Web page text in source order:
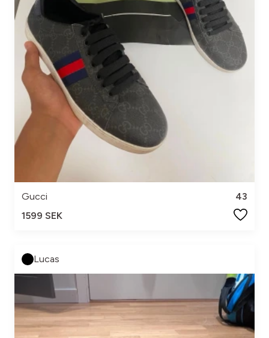
Gucci
43
1599 SEK
Lucas